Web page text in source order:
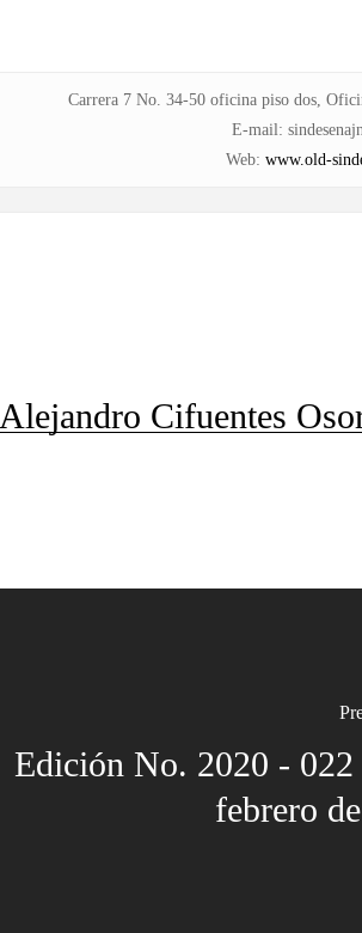
Carrera 7 No. 34-50 oficina piso dos,
E-mail:
Web: www.old-
Alejandro Cifuentes
Edición No. 2020 - 022
febrero